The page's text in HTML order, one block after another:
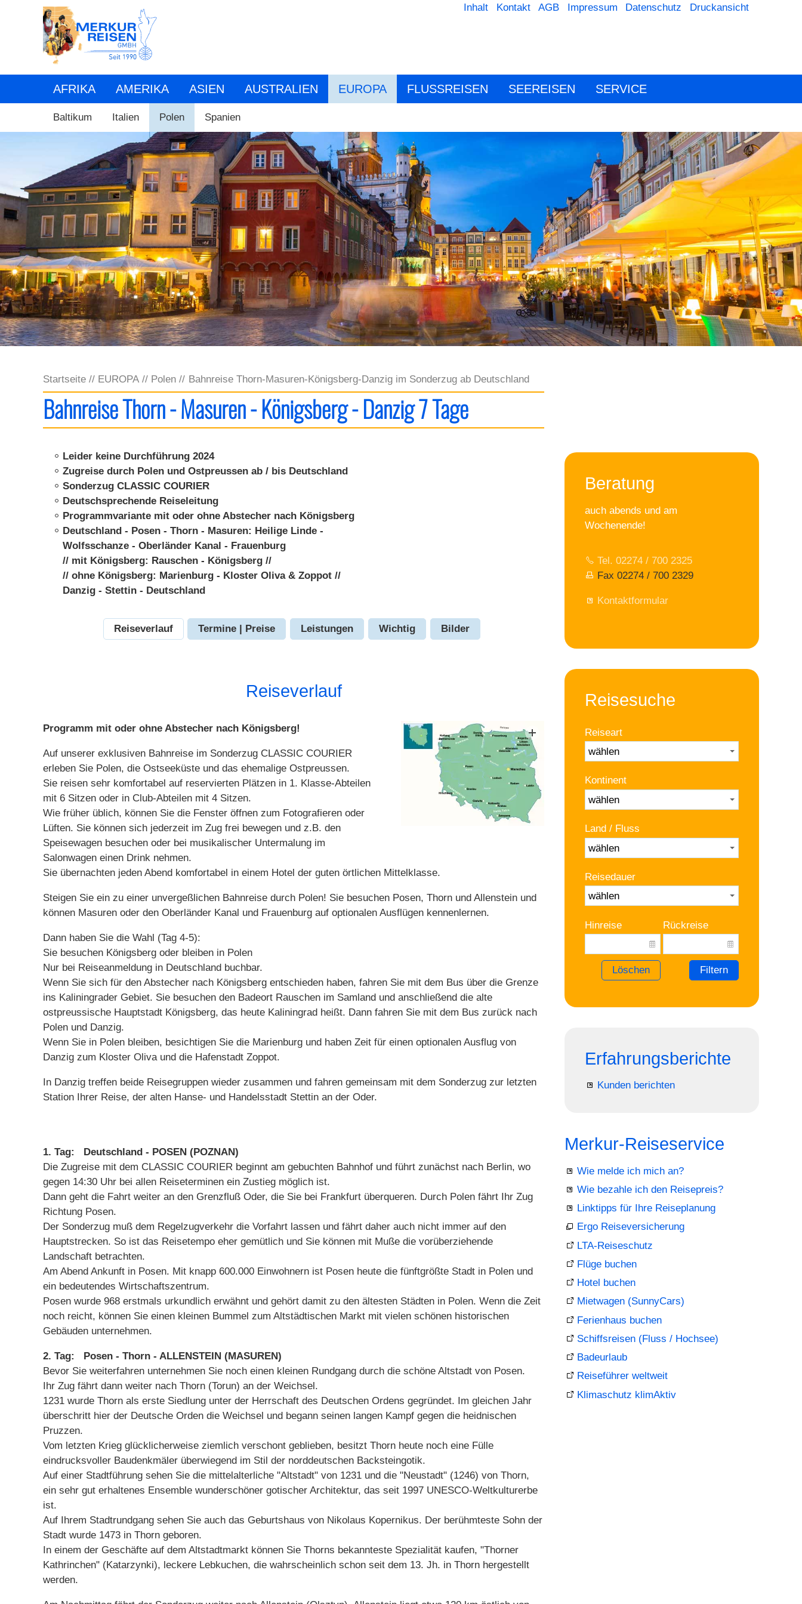
Inhalt Kontakt AGB Impressum Datenschutz Druckansicht
AFRIKA AMERIKA ASIEN AUSTRALIEN EUROPA FLUSSREISEN SEEREISEN SERVICE
Baltikum Italien Polen Spanien
Startseite EUROPA Polen Bahnreise Thorn-Masuren-Königsberg-Danzig im Sonderzug ab Deutschland
Bahnreise Thorn - Masuren - Königsberg - Danzig 7 Tage
Leider keine Durchführung 2024
Zugreise durch Polen und Ostpreussen ab / bis Deutschland
Sonderzug CLASSIC COURIER
Deutschsprechende Reiseleitung
Programmvariante mit oder ohne Abstecher nach Königsberg
Deutschland - Posen - Thorn - Masuren: Heilige Linde -
Wolfsschanze - Oberländer Kanal - Frauenburg
// mit Königsberg: Rauschen - Königsberg //
// ohne Königsberg: Marienburg - Kloster Oliva & Zoppot //
Danzig - Stettin - Deutschland
Reiseverlauf Termine | Preise Leistungen Wichtig Bilder
Reiseverlauf
Programm mit oder ohne Abstecher nach Königsberg!
Auf unserer exklusiven Bahnreise im Sonderzug CLASSIC COURIER
erleben Sie Polen, die Ostseeküste und das ehemalige Ostpreussen.
Sie reisen sehr komfortabel auf reservierten Plätzen in 1. Klasse-Abteilen
mit 6 Sitzen oder in Club-Abteilen mit 4 Sitzen.
Wie früher üblich, können Sie die Fenster öffnen zum Fotografieren oder
Lüften. Sie können sich jederzeit im Zug frei bewegen und z.B. den
Speisewagen besuchen oder bei musikalischer Untermalung im
Salonwagen einen Drink nehmen.
Sie übernachten jeden Abend komfortabel in einem Hotel der guten örtlichen Mittelklasse.
Steigen Sie ein zu einer unvergeßlichen Bahnreise durch Polen! Sie besuchen Posen, Thorn und Allenstein und
können Masuren oder den Oberländer Kanal und Frauenburg auf optionalen Ausflügen kennenlernen.
Dann haben Sie die Wahl (Tag 4-5):
Sie besuchen Königsberg oder bleiben in Polen
Nur bei Reiseanmeldung in Deutschland buchbar.
Wenn Sie sich für den Abstecher nach Königsberg entschieden haben, fahren Sie mit dem Bus über die Grenze
ins Kaliningrader Gebiet. Sie besuchen den Badeort Rauschen im Samland und anschließend die alte
ostpreussische Hauptstadt Königsberg, das heute Kaliningrad heißt. Dann fahren Sie mit dem Bus zurück nach
Polen und Danzig.
Wenn Sie in Polen bleiben, besichtigen Sie die Marienburg und haben Zeit für einen optionalen Ausflug von
Danzig zum Kloster Oliva und die Hafenstadt Zoppot.
In Danzig treffen beide Reisegruppen wieder zusammen und fahren gemeinsam mit dem Sonderzug zur letzten
Station Ihrer Reise, der alten Hanse- und Handelsstadt Stettin an der Oder.
1. Tag: Deutschland - POSEN (POZNAN)
Die Zugreise mit dem CLASSIC COURIER beginnt am gebuchten Bahnhof und führt zunächst nach Berlin, wo
gegen 14:30 Uhr bei allen Reiseterminen ein Zustieg möglich ist.
Dann geht die Fahrt weiter an den Grenzfluß Oder, die Sie bei Frankfurt überqueren. Durch Polen fährt Ihr Zug
Richtung Posen.
Der Sonderzug muß dem Regelzugverkehr die Vorfahrt lassen und fährt daher auch nicht immer auf den
Hauptstrecken. So ist das Reisetempo eher gemütlich und Sie können mit Muße die vorüberziehende
Landschaft betrachten.
Am Abend Ankunft in Posen. Mit knapp 600.000 Einwohnern ist Posen heute die fünftgrößte Stadt in Polen und
ein bedeutendes Wirtschaftszentrum.
Posen wurde 968 erstmals urkundlich erwähnt und gehört damit zu den ältesten Städten in Polen. Wenn die Zeit
noch reicht, können Sie einen kleinen Bummel zum Altstädtischen Markt mit vielen schönen historischen
Gebäuden unternehmen.
2. Tag: Posen - Thorn - ALLENSTEIN (MASUREN)
Bevor Sie weiterfahren unternehmen Sie noch einen kleinen Rundgang durch die schöne Altstadt von Posen.
Ihr Zug fährt dann weiter nach Thorn (Torun) an der Weichsel.
1231 wurde Thorn als erste Siedlung unter der Herrschaft des Deutschen Ordens gegründet. Im gleichen Jahr
überschritt hier der Deutsche Orden die Weichsel und begann seinen langen Kampf gegen die heidnischen
Pruzzen.
Vom letzten Krieg glücklicherweise ziemlich verschont geblieben, besitzt Thorn heute noch eine Fülle
eindrucksvoller Baudenkmäler überwiegend im Stil der norddeutschen Backsteingotik.
Auf einer Stadtführung sehen Sie die mittelalterliche "Altstadt" von 1231 und die "Neustadt" (1246) von Thorn,
ein sehr gut erhaltenes Ensemble wunderschöner gotischer Architektur, das seit 1997 UNESCO-Weltkulturerbe
ist.
Auf Ihrem Stadtrundgang sehen Sie auch das Geburtshaus von Nikolaus Kopernikus. Der berühmteste Sohn der
Stadt wurde 1473 in Thorn geboren.
In einem der Geschäfte auf dem Altstadtmarkt können Sie Thorns bekannteste Spezialität kaufen, "Thorner
Kathrinchen" (Katarzynki), leckere Lebkuchen, die wahrscheinlich schon seit dem 13. Jh. in Thorn hergestellt
werden.
Beratung
auch abends und am
Wochenende!
Tel. 02274 / 700 2325
Fax 02274 / 700 2329
Kontaktformular
Reisesuche
Reiseart
Kontinent
Land / Fluss
Reisedauer
Hinreise Rückreise
Löschen Filtern
Erfahrungsberichte
Kunden berichten
Merkur-Reiseservice
Wie melde ich mich an?
Wie bezahle ich den Reisepreis?
Linktipps für Ihre Reiseplanung
Ergo Reiseversicherung
LTA-Reiseschutz
Flüge buchen
Hotel buchen
Mietwagen (SunnyCars)
Ferienhaus buchen
Schiffsreisen (Fluss / Hochsee)
Badeurlaub
Reiseführer weltweit
Klimaschutz klimAktiv